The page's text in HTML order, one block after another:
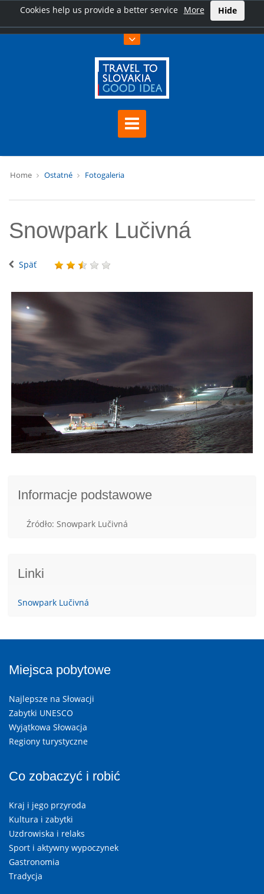
Cookies help us provide a better service More Hide
Home Ostatné Fotogaleria
Snowpark Lučivná
Späť
Informacje podstawowe
Źródło: Snowpark Lučivná
Linki
Snowpark Lučivná
Miejsca pobytowe
Najlepsze na Słowacji
Zabytki UNESCO
Wyjątkowa Słowacja
Regiony turystyczne
Co zobaczyć i robić
Kraj i jego przyroda
Kultura i zabytki
Uzdrowiska i relaks
Sport i aktywny wypoczynek
Gastronomia
Tradycja